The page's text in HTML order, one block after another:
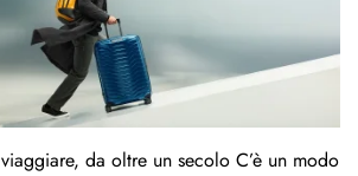
da oltre un secolo C’è un modo